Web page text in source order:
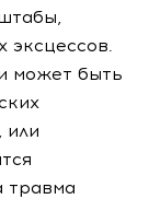
эксцессов.
может быть
или
травма